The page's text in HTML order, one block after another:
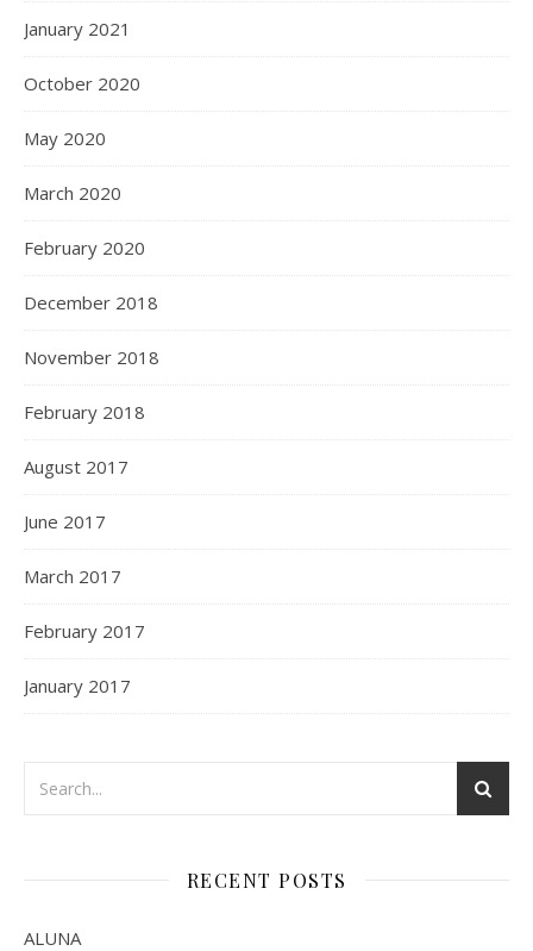
January 2021
October 2020
May 2020
March 2020
February 2020
December 2018
November 2018
February 2018
August 2017
June 2017
March 2017
February 2017
January 2017
RECENT POSTS
ALUNA